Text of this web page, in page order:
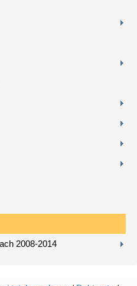
2008-2014